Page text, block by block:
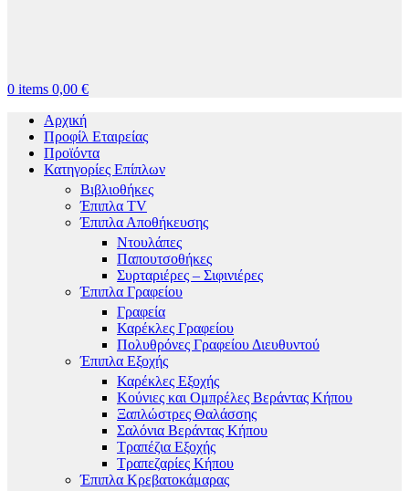
0 items 0,00 €
Αρχική
Προφίλ Εταιρείας
Προϊόντα
Κατηγορίες Επίπλων
Βιβλιοθήκες
Έπιπλα TV
Έπιπλα Αποθήκευσης
Ντουλάπες
Παπουτσοθήκες
Συρταριέρες – Σιφινιέρες
Έπιπλα Γραφείου
Γραφεία
Καρέκλες Γραφείου
Πολυθρόνες Γραφείου Διευθυντού
Έπιπλα Εξοχής
Καρέκλες Εξοχής
Κούνιες και Ομπρέλες Βεράντας Κήπου
Ξαπλώστρες Θαλάσσης
Σαλόνια Βεράντας Κήπου
Τραπέζια Εξοχής
Τραπεζαρίες Κήπου
Έπιπλα Κρεβατοκάμαρας